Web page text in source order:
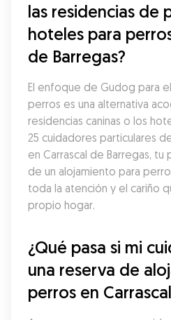
las residencias de
hoteles para
de Barregas?
El enfoque de Gudog para
perros es una alternativa
residencias caninas o los
25 cuidadores particulares
en Carrascal de Barregas,
de un alojamiento para
toda la atención y el cariño
propio hogar.
¿Qué pasa si mi
una reserva de
perros en